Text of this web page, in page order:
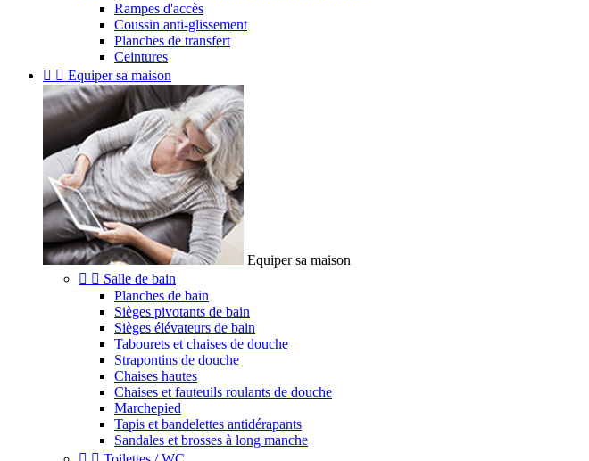
Rampes d'accès
Coussin anti-glissement
Planches de transfert
Ceintures
  Equiper sa maison
Equiper sa maison
  Salle de bain
Planches de bain
Sièges pivotants de bain
Sièges élévateurs de bain
Tabourets et chaises de douche
Strapontins de douche
Chaises hautes
Chaises et fauteuils roulants de douche
Marchepied
Tapis et bandelettes antidérapants
Sandales et brosses à long manche